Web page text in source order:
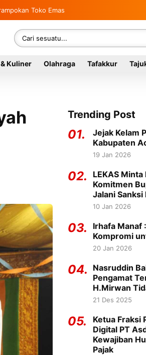
Perampokan Toko
Program Bantuan
Kuliner Olahraga Tafakkur
Trending Post
01.
Jejak Kelam
Kabupaten
19 Jan 2026
02.
LEKAS
Komitmen
Jalani
10 Jan 2026
03.
Irhafa Manaf
Kompromi
20 Jan 2026
04.
Nasruddin
Pengamat
H.Mirwan
21 Des 2025
05.
Ketua Fraksi
Digital PT
Kewajiban
Pajak